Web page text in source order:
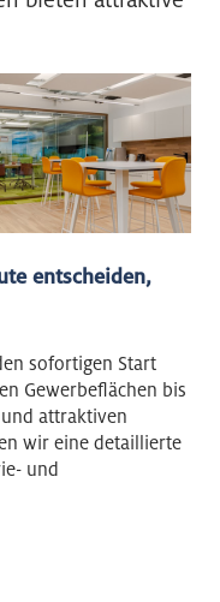
entscheiden,
sofortigen Start
Gewerbeflächen bis
attraktiven
wir eine detaillierte
und